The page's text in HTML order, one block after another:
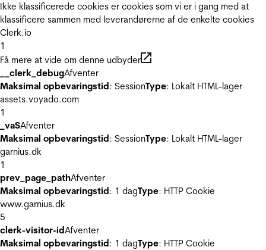
Ikke klassificerede cookies er cookies som vi er i gang med at
klassificere sammen med leverandørerne af de enkelte cookies
Clerk.io
1
Få mere at vide om denne udbyder
__clerk_debugAfventer
Maksimal opbevaringstid: SessionType: Lokalt HTML-lager
assets.voyado.com
1
_vaSAfventer
Maksimal opbevaringstid: SessionType: Lokalt HTML-lager
garnius.dk
1
prev_page_pathAfventer
Maksimal opbevaringstid: 1 dagType: HTTP Cookie
www.garnius.dk
5
clerk-visitor-idAfventer
Maksimal opbevaringstid: 1 dagType: HTTP Cookie